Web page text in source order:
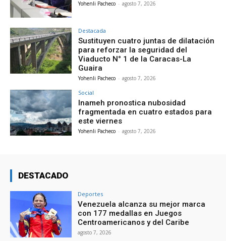
Yohenli Pacheco - agosto 7, 2026
Destacada
Sustituyen cuatro juntas de dilatación
para reforzar la seguridad del
Viaducto N° 1 de la Caracas-La
Guaira
Yohenli Pacheco - agosto 7, 2026
Social
Inameh pronostica nubosidad
fragmentada en cuatro estados para
este viernes
Yohenli Pacheco - agosto 7, 2026
DESTACADO
Deportes
Venezuela alcanza su mejor marca
con 177 medallas en Juegos
Centroamericanos y del Caribe
agosto 7, 2026